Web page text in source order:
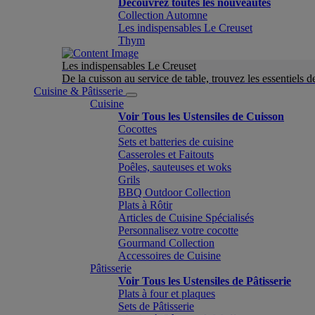
Découvrez toutes les nouveautés
Collection Automne
Les indispensables Le Creuset
Thym
Les indispensables Le Creuset
De la cuisson au service de table, trouvez les essentiels
Cuisine & Pâtisserie
Cuisine
Voir Tous les Ustensiles de Cuisson
Cocottes
Sets et batteries de cuisine
Casseroles et Faitouts
Poêles, sauteuses et woks
Grils
BBQ Outdoor Collection
Plats à Rôtir
Articles de Cuisine Spécialisés
Personnalisez votre cocotte
Gourmand Collection
Accessoires de Cuisine
Pâtisserie
Voir Tous les Ustensiles de Pâtisserie
Plats à four et plaques
Sets de Pâtisserie